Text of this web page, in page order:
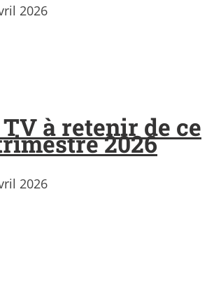
2026
TV à retenir de ce
2026
2026